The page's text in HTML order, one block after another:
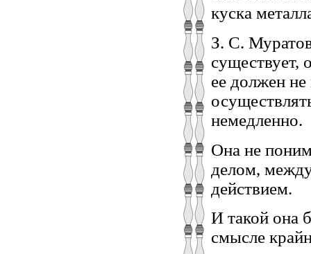
куска
З. С.
существует,
ее должен
немедленно.
Она не
делом,
действием.
И такой она
смысле